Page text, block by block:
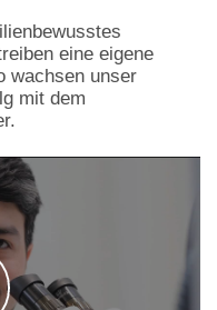
eine eigene
wachsen unser
mit dem